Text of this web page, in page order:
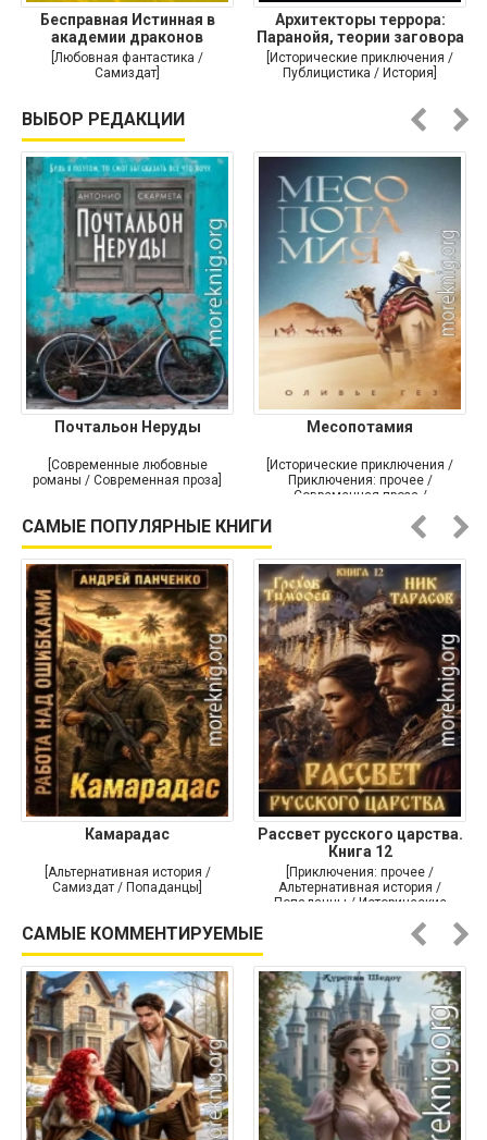
Бесправная Истинная в
академии драконов
[Любовная фантастика /
Самиздат]
Архитекторы террора:
Паранойя, теории заговора
и
[Исторические приключения /
Публицистика / История]
ВЫБОР РЕДАКЦИИ
Почтальон Неруды
[Современные любовные
романы / Современная проза]
Месопотамия
[Исторические приключения /
Приключения: прочее /
Современная проза /
САМЫЕ ПОПУЛЯРНЫЕ КНИГИ
Камарадас
[Альтернативная история /
Самиздат / Попаданцы]
Рассвет русского царства.
Книга 12
[Приключения: прочее /
Альтернативная история /
Попаданцы / Исторические
САМЫЕ КОММЕНТИРУЕМЫЕ